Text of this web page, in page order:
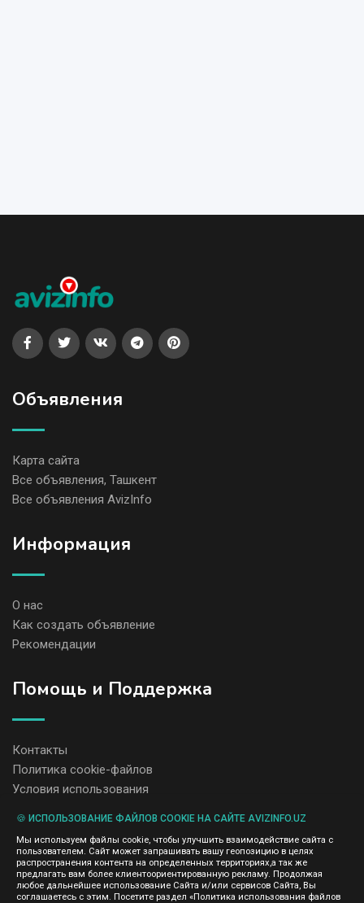
Объявления
Карта сайта
Все объявления, Ташкент
Все объявления AvizInfo
Информация
О нас
Как создать объявление
Рекомендации
Помощь и Поддержка
Контакты
Политика cookie-файлов
Условия использования
содержание размещенных объявлений.
Мы ценим конфиденциальность наших пользователей. Мы не
передаем и не продаем личную информацию зарегистрированных
пользователей AvizInfo.uz третьим лицам. Мы не отвечаем за
правила конфиденциальности сайтов на которые ссылается
🍪 ИСПОЛЬЗОВАНИЕ ФАЙЛОВ COOKIE НА САЙТЕ AVIZINFO.UZ
Мы используем файлы cookie, чтобы улучшить взаимодействие сайта с
пользователем. Сайт может запрашивать вашу геопозицию в целях
распространения контента на определенных территориях,а так же
предлагать вам более клиентоориентированную рекламу. Продолжая
любое дальнейшее использование Сайта и/или сервисов Сайта, Вы
соглашаетесь с этим. Посетите раздел «Политика использования файлов